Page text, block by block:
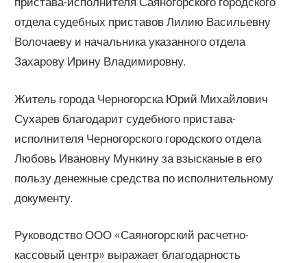
отдела судебных приставов Лилию Васильевну
Волочаеву и начальника указанного отдела
Захарову Ирину Владимировну.
Житель города Черногорска Юрий Михайлович
Сухарев благодарит судебного пристава-
исполнителя Черногорского городского отдела
Любовь Ивановну Мункину за взысканые в его
пользу денежные средства по исполнительному
документу.
Руководство ООО «Саяногорский расчетно-
кассовый центр» выражает благодарность